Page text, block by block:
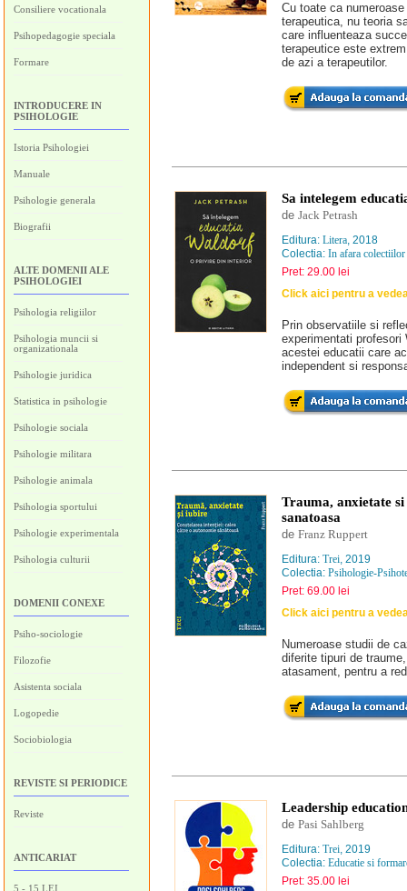
Consiliere vocationala
Psihopedagogie speciala
Formare
INTRODUCERE IN
PSIHOLOGIE
Istoria Psihologiei
Manuale
Psihologie generala
Biografii
ALTE DOMENII ALE
PSIHOLOGIEI
Psihologia religiilor
Psihologia muncii si
organizationala
Psihologie juridica
Statistica in psihologie
Psihologie sociala
Psihologie militara
Psihologie animala
Psihologia sportului
Psihologie experimentala
Psihologia culturii
DOMENII CONEXE
Psiho-sociologie
Filozofie
Asistenta sociala
Logopedie
Sociobiologia
REVISTE SI PERIODICE
Reviste
ANTICARIAT
5 - 15 LEI
Cu toate ca
terapeutica, nu teoria
care influenteaza
terapeutice este
de azi a terapeutilor.
Sa intelegem
de Jack Petrash
Editura: Litera, 2018
Colectia: In afara colectiilor
Pret: 29.00 lei
Click aici pentru a
Prin observatiile si
experimentati profesori
acestei educatii care
independent si
Trauma, anxietate
sanatoasa
de Franz Ruppert
Editura: Trei, 2019
Colectia: Psihologie-
Pret: 69.00 lei
Click aici pentru a
Numeroase studii de
diferite tipuri de
atasament, pentru a
Leadership
de Pasi Sahlberg
Editura: Trei, 2019
Colectia: Educatie si
Pret: 35.00 lei